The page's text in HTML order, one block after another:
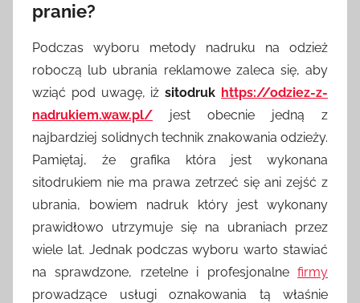
pranie?
Podczas wyboru metody nadruku na odzież
roboczą lub ubrania reklamowe zaleca się, aby
wziąć pod uwagę, iż sitodruk https://odziez-z-
nadrukiem.waw.pl/ jest obecnie jedną z
najbardziej solidnych technik znakowania odzieży.
Pamiętaj, że grafika która jest wykonana
sitodrukiem nie ma prawa zetrzeć się ani zejść z
ubrania, bowiem nadruk który jest wykonany
prawidłowo utrzymuje się na ubraniach przez
wiele lat. Jednak podczas wyboru warto stawiać
na sprawdzone, rzetelne i profesjonalne firmy
prowadzące usługi oznakowania tą właśnie